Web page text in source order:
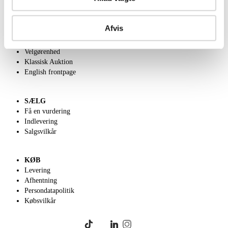
Afvis
Kontakt os
Velgørenhed
Klassisk Auktion
English frontpage
SÆLG
Få en vurdering
Indlevering
Salgsvilkår
KØB
Levering
Afhentning
Persondatapolitik
Købsvilkår